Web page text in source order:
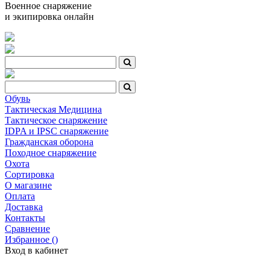
Военное снаряжение
и экипировка онлайн
Обувь
Тактическая Медицина
Тактическое снаряжение
IDPA и IPSC снаряжение
Гражданская оборона
Походное снаряжение
Охота
Сортировка
О магазине
Оплата
Доставка
Контакты
Сравнение
Избранное ()
Вход в кабинет